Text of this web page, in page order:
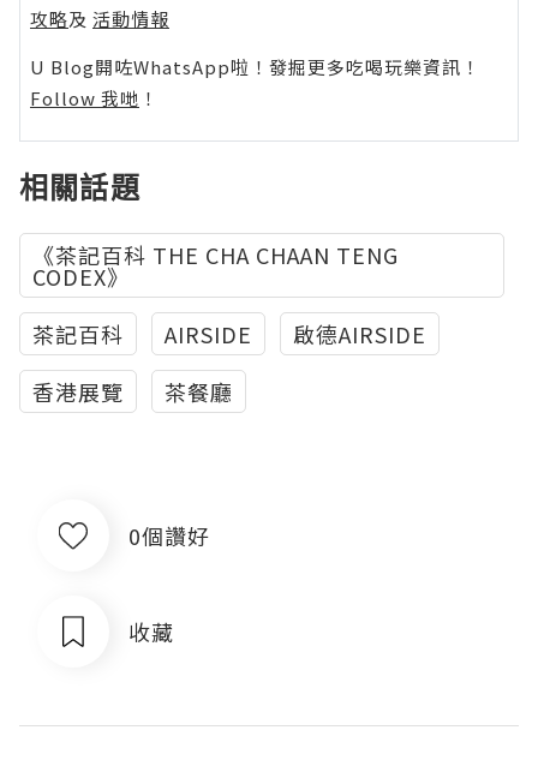
攻略及 活動情報
U Blog開咗WhatsApp啦！發掘更多吃喝玩樂資訊！
Follow 我哋 ！
相關話題
《茶記百科 THE CHA CHAAN TENG
CODEX》
茶記百科
AIRSIDE
啟德AIRSIDE
香港展覽
茶餐廳
0個讚好
收藏